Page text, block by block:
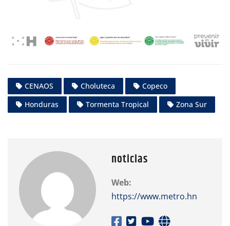
CENAOS Choluteca
Copeco
Honduras
Tormenta Tropical Zona Sur
noticias
Web:
https://www.metro.hn